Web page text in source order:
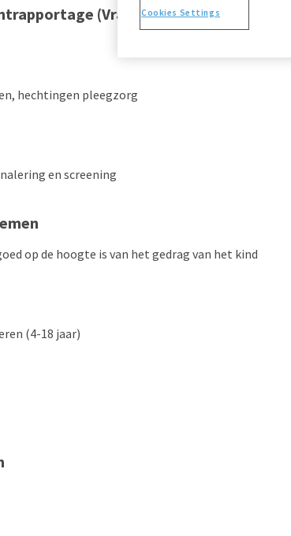
(Vragenlijst Fundamentele
hechtingen pleegzorg
en screening
op de hoogte is van het gedrag van het kind
(4-18 jaar)
Cookies Settings